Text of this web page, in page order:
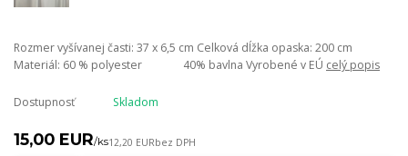
Rozmer vyšívanej časti: 37 x 6,5 cm Celková dĺžka opaska: 200 cm
Materiál: 60 % polyester 40% bavlna Vyrobené v EÚ celý popis
Dostupnosť Skladom
15,00 EUR/ks12,20 EURbez DPH